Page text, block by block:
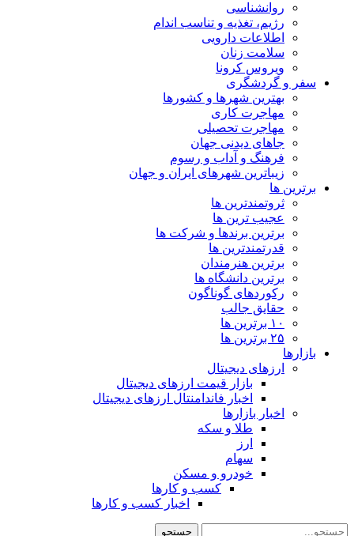
روانشناسی
رژیم، تغذیه و تناسب اندام
اطلاعات دارویی
سلامت زنان
ویروس کرونا
سفر و گردشگری
بهترین شهرها و کشورها
مهاجرت کاری
مهاجرت تحصیلی
جاهای دیدنی جهان
فرهنگ و آداب و رسوم
زیباترین شهرهای ایران و جهان
برترین ها
ثروتمندترین ها
عجیب ترین ها
برترین برندها و شرکت ها
قدرتمندترین ها
برترین هنرمندان
برترین دانشگاه ها
رکوردهای گوناگون
حقایق جالب
۱۰ برترین ها
۲۵ برترین ها
بازارها
ارزهای دیجیتال
بازار قیمت ارزهای دیجیتال
اخبار فاندامنتال ارزهای دیجیتال
اخبار بازارها
طلا و سکه
ارز
سهام
خودرو و مسکن
کسب و کارها
اخبار کسب و کارها